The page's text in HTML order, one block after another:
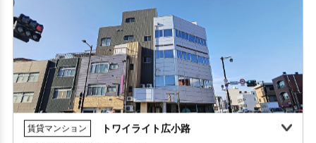
敷金・礼金ゼロ 360°案内
家賃2ヶ月無料 敷金・礼金ゼロ 360°案内
家賃1ヶ月無料 敷金・礼金ゼロ 360°案内
賃貸マンション トワイライト広小路
石川県金沢市野町2丁目1－17